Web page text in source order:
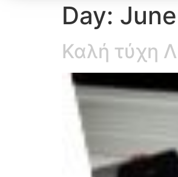
Day:
Καλή τύχη